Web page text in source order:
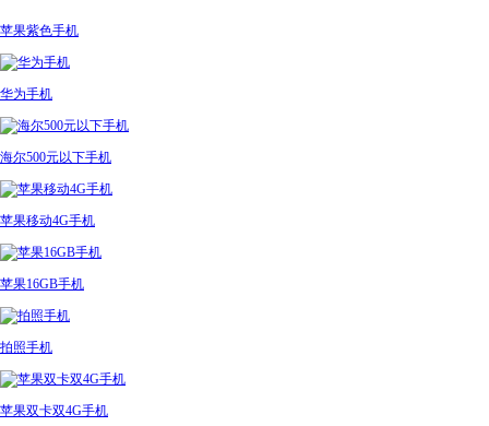
苹果紫色手机
华为手机
海尔500元以下手机
苹果移动4G手机
苹果16GB手机
拍照手机
苹果双卡双4G手机